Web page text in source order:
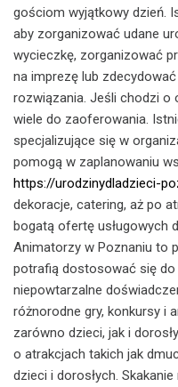
gościom wyjątkowy dzień.
aby zorganizować udane
wycieczkę, zorganizować
na imprezę lub
rozwiązania. Jeśli chodzi o
wiele do zaoferowania.
specjalizujące się w
pomogą w zaplanowaniu
https://urodzinydladzieci-
dekoracje, catering, aż po
bogatą ofertę usługowych
Animatorzy w Poznaniu to
potrafią dostosować się
niepowtarzalne
różnorodne gry, konkursy i
zarówno dzieci, jak i
o atrakcjach takich jak
dzieci i dorosłych.